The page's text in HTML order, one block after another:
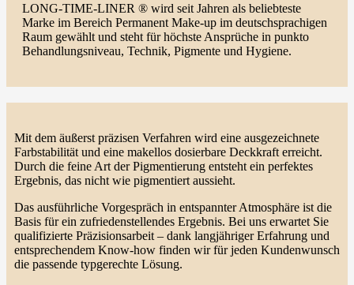
LONG-TIME-LINER ® wird seit Jahren als beliebteste
Marke im Bereich Permanent Make-up im deutschsprachigen
Raum gewählt und steht für höchste Ansprüche in punkto
Behandlungsniveau, Technik, Pigmente und Hygiene.
Mit dem äußerst präzisen Verfahren wird eine ausgezeichnete
Farbstabilität und eine makellos dosierbare Deckkraft erreicht.
Durch die feine Art der Pigmentierung entsteht ein perfektes
Ergebnis, das nicht wie pigmentiert aussieht.
Das ausführliche Vorgespräch in entspannter Atmosphäre ist die
Basis für ein zufriedenstellendes Ergebnis. Bei uns erwartet Sie
qualifizierte Präzisionsarbeit – dank langjähriger Erfahrung und
entsprechendem Know-how finden wir für jeden Kundenwunsch
die passende typgerechte Lösung.